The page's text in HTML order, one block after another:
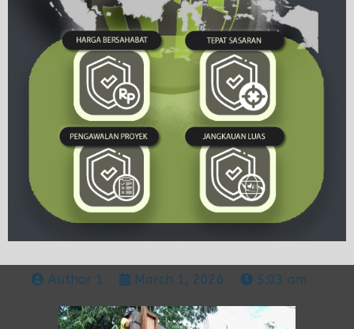
Author 1 March 1, 2026 5:03 am